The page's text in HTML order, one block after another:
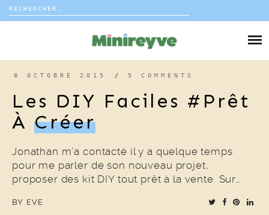
Rechercher :
DÉCO
COUP DE COEUR
EDITORIAL
8 OCTOBRE 2015 / 5 COMMENTS
Les DIY Faciles #prêt
ÀCréer
Jonathan m’a contacté il y a quelque temps
pour me parler de son nouveau projet,
proposer des kit DIY tout prêt à la vente. Sur…
BY EVE